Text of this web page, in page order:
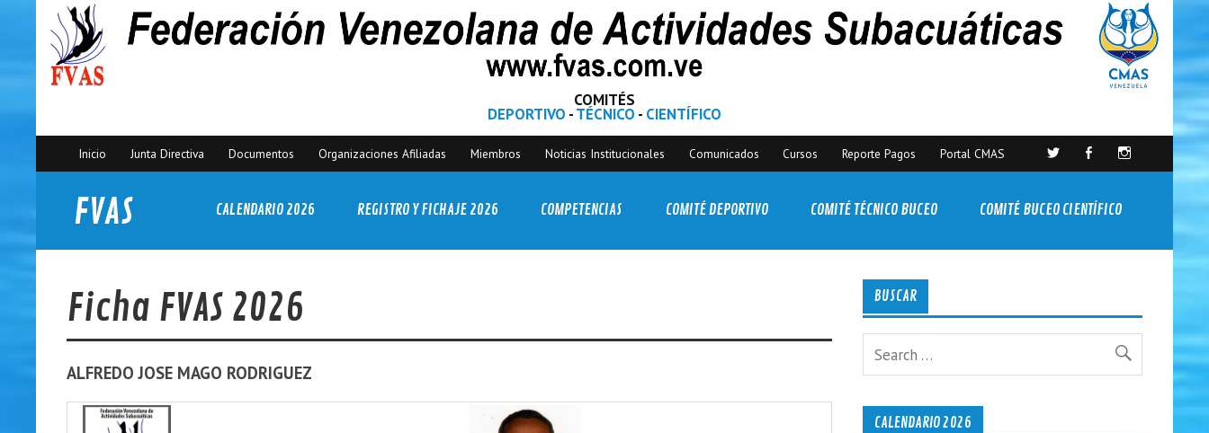
COMITÉS
DEPORTIVO -TÉCNICO - CIENTÍFICO
Inicio Junta Directiva Documentos Organizaciones Afiliadas Miembros Noticias Institucionales Comunicados Cursos Reporte Pagos Portal CMAS
FVAS
Federación Venezolana de Actividades Subacuáticas
CALENDARIO 2026 REGISTRO Y FICHAJE 2026 COMPETENCIAS COMITÉ DEPORTIVO COMITÉ TÉCNICO BUCEO COMITÉ BUCEO CIENTÍFICO
Ficha FVAS 2026
ALFREDO JOSE MAGO RODRIGUEZ
BUSCAR
CALENDARIO 2026